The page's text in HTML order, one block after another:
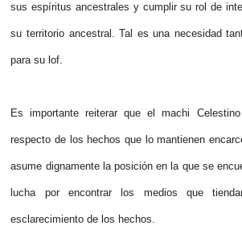
sus espíritus ancestrales y cumplir su rol de
su territorio ancestral. Tal es una necesidad
para su lof.
Es importante reiterar que el machi
respecto de los hechos que lo mantienen
asume dignamente la posición en la que se
lucha por encontrar los medios que
esclarecimiento de los hechos.